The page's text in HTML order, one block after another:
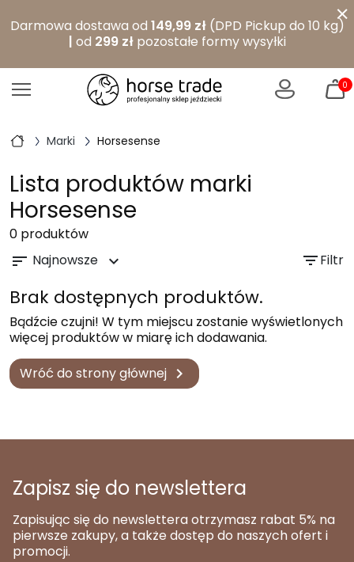
Darmowa dostawa od 149,99 zł(DPD Pickup do 10 kg)
| od 299 złpozostałe formy wysyłki
×
0
Marki Horsesense
Lista produktów marki
Horsesense
0 produktów
sort Najnowsze expand_more filter_listFiltr
Brak dostępnych produktów.
Bądźcie czujni! W tym miejscu zostanie wyświetlonych
więcej produktów w miarę ich dodawania.
Wróć do strony głównej 
Zapisz się do newslettera
Zapisując się do newslettera otrzymasz rabat 5% na
pierwsze zakupy, a także dostęp do naszych ofert i
promocji.